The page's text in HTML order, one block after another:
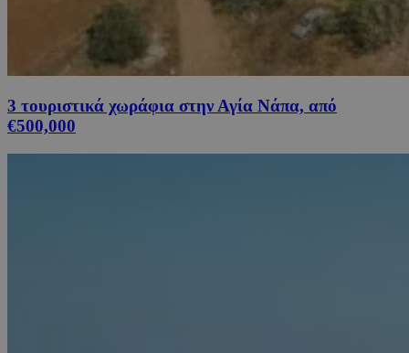
3 τουριστικά χωράφια στην Αγία Νάπα, από
€500,000